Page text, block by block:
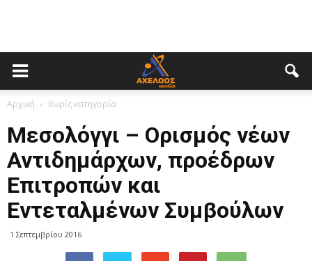
Αρχική Χωρίς κατηγορία
Μεσολόγγι – Ορισμός νέων
Αντιδημάρχων, προέδρων
Επιτροπών και
Εντεταλμένων Συμβούλων
1 Σεπτεμβρίου 2016